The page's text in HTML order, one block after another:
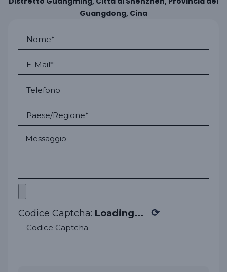
Guangdong, Cina
Codice Captcha: Loading... ⟳